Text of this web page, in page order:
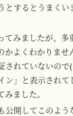
とするとうまく
てみましたが、
かよくわかりま
されていないの
ン」と表示され
ました。
公開してこのよ